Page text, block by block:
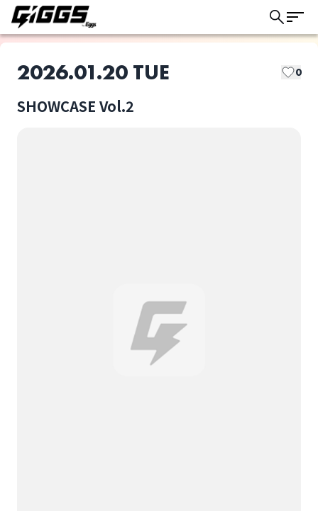
2026.01.20 TUE 0
SHOWCASE Vol.2
このライブの取り置きは終了しました